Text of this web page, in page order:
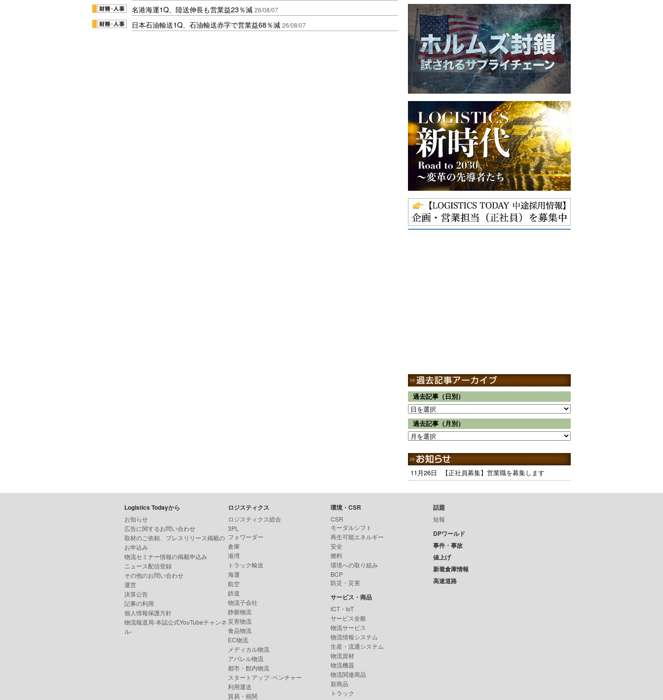
名港海運1Q、陸送伸長も営業益23％減 26/08/07
日本石油輸送1Q、石油輸送赤字で営業益68％減 26/08/07
過去記事（日別）
過去記事（月別）
11月26日 【正社員募集】営業職を募集します
Logistics Todayから
お知らせ
広告に関するお問い合わせ
取材のご依頼、プレスリリース掲載の
お申込み
物流セミナー情報の掲載申込み
ニュース配信登録
その他のお問い合わせ
運営
決算公告
記事の利用
個人情報保護方針
物流報道局-本誌公式YouTubeチャンネ
ル-
ロジスティクス
ロジスティクス総合
3PL
フォワーダー
倉庫
港湾
トラック輸送
海運
航空
鉄道
物流子会社
静脈物流
災害物流
食品物流
EC物流
メディカル物流
アパレル物流
都市・館内物流
スタートアップ･ベンチャー
利用運送
貿易・税関
環境・CSR
CSR
モーダルシフト
再生可能エネルギー
安全
燃料
環境への取り組み
BCP
防災・災害
サービス・商品
ICT・IoT
サービス全般
物流サービス
物流情報システム
生産・流通システム
物流資材
物流機器
物流関連商品
新商品
トラック
話題
短報
DPワールド
事件・事故
値上げ
新着倉庫情報
高速道路